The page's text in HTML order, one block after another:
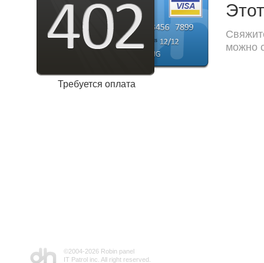
Требуется оплата
можно
©2004-2026 Robin panel
IT Patrol inc. All right reserved.